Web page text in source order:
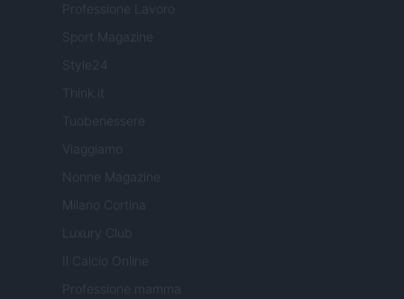
Professione Lavoro
Sport Magazine
Style24
Think.it
Tuobenessere
Viaggiamo
Nonne Magazine
Milano Cortina
Luxury Club
Il Calcio Online
Professione mamma